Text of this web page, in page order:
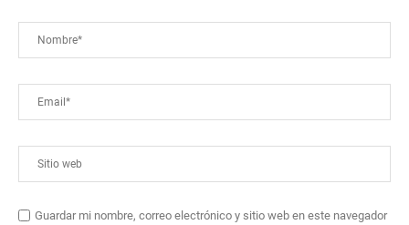
Guardar mi nombre, correo electrónico y sitio web en este navegador